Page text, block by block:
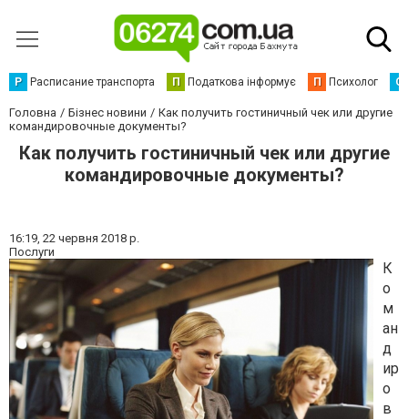
Р Расписание транспорта П Податкова інформує П Психолог С
Головна Бізнес новини
Как получить гостиничный чек или другие
командировочные документы?
Как получить гостиничный чек или другие
командировочные документы?
16:19, 22 червня 2018 р.
Послуги
К
о
м
ан
д
ир
о
в